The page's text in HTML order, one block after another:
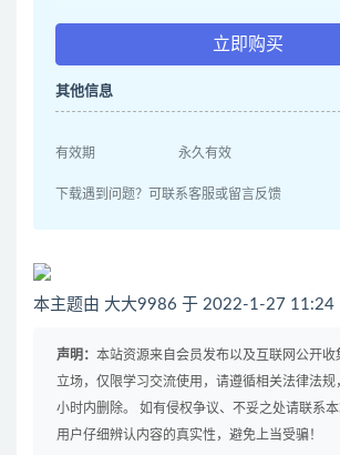
立即购买
其他信息
有效期 永久有效
下载遇到问题？可联系客服或留言反馈
本主题由 大大9986 于 2022-1-27 11:24
声明： 本站资源来自会员发布以及互联网公开收
立场，仅限学习交流使用，请遵循相关法律法
小时内删除。 如有侵权争议、不妥之处请联系
用户仔细辨认内容的真实性，避免上当受骗！